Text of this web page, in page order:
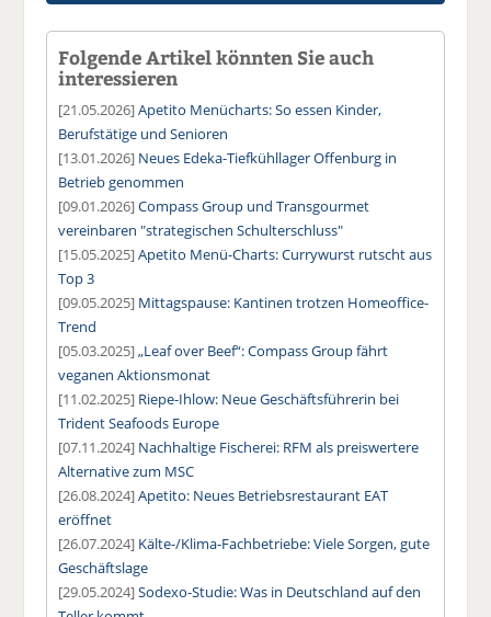
Folgende Artikel könnten Sie auch
interessieren
[21.05.2026]Apetito Menücharts: So essen Kinder,
Berufstätige und Senioren
[13.01.2026] Neues Edeka-Tiefkühllager Offenburg in
Betrieb genommen
[09.01.2026]Compass Group und Transgourmet
vereinbaren "strategischen Schulterschluss"
[15.05.2025]Apetito Menü-Charts: Currywurst rutscht aus
Top 3
[09.05.2025] Mittagspause: Kantinen trotzen Homeoffice-
Trend
[05.03.2025]„Leaf over Beef“: Compass Group fährt
veganen Aktionsmonat
[11.02.2025] Riepe-Ihlow: Neue Geschäftsführerin bei
Trident Seafoods Europe
[07.11.2024] Nachhaltige Fischerei: RFM als preiswertere
Alternative zum MSC
[26.08.2024]Apetito: Neues Betriebsrestaurant EAT
eröffnet
[26.07.2024] Kälte-/Klima-Fachbetriebe: Viele Sorgen, gute
Geschäftslage
[29.05.2024]Sodexo-Studie: Was in Deutschland auf den